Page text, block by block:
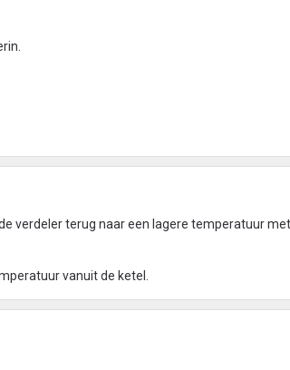
verdeler terug naar een lagere temperatuur
vanuit de ketel.